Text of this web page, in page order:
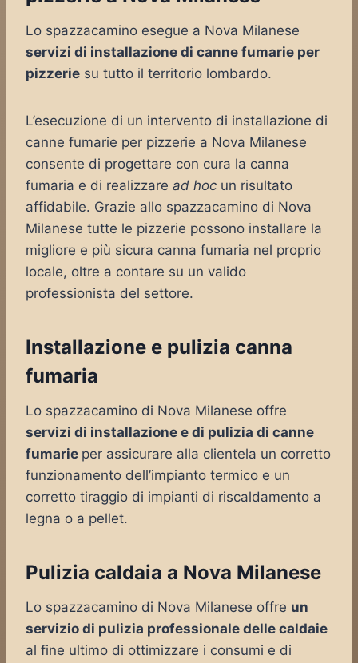
Lo spazzacamino esegue a Nova Milanese
servizi di installazione di canne fumarie per
pizzerie su tutto il territorio lombardo.
L’esecuzione di un intervento di installazione di
canne fumarie per pizzerie a Nova Milanese
consente di progettare con cura la canna
fumaria e di realizzare ad hoc un risultato
affidabile. Grazie allo spazzacamino di Nova
Milanese tutte le pizzerie possono installare la
migliore e più sicura canna fumaria nel proprio
locale, oltre a contare su un valido
professionista del settore.
Installazione e pulizia canna
fumaria
Lo spazzacamino di Nova Milanese offre
servizi di installazione e di pulizia di canne
fumarie per assicurare alla clientela un corretto
funzionamento dell’impianto termico e un
corretto tiraggio di impianti di riscaldamento a
legna o a pellet.
Pulizia caldaia a Nova Milanese
Lo spazzacamino di Nova Milanese offre un
servizio di pulizia professionale delle caldaie
al fine ultimo di ottimizzare i consumi e di